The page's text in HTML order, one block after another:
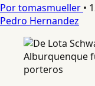
Por tomasmueller •
Pedro Hernandez